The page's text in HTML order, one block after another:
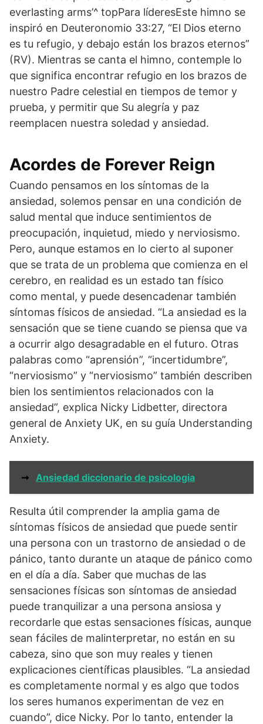
everlasting arms’^ topPara líderesEste himno se
inspiró en Deuteronomio 33:27, “El Dios eterno
es tu refugio, y debajo están los brazos eternos”
(RV). Mientras se canta el himno, contemple lo
que significa encontrar refugio en los brazos de
nuestro Padre celestial en tiempos de temor y
prueba, y permitir que Su alegría y paz
reemplacen nuestra soledad y ansiedad.
Acordes de Forever Reign
Cuando pensamos en los síntomas de la
ansiedad, solemos pensar en una condición de
salud mental que induce sentimientos de
preocupación, inquietud, miedo y nerviosismo.
Pero, aunque estamos en lo cierto al suponer
que se trata de un problema que comienza en el
cerebro, en realidad es un estado tan físico
como mental, y puede desencadenar también
síntomas físicos de ansiedad. “La ansiedad es la
sensación que se tiene cuando se piensa que va
a ocurrir algo desagradable en el futuro. Otras
palabras como “aprensión”, “incertidumbre”,
“nerviosismo” y “nerviosismo” también describen
bien los sentimientos relacionados con la
ansiedad”, explica Nicky Lidbetter, directora
general de Anxiety UK, en su guía Understanding
Anxiety.
➞ Ansiedad diccionario de psicologia
Resulta útil comprender la amplia gama de
síntomas físicos de ansiedad que puede sentir
una persona con un trastorno de ansiedad o de
pánico, tanto durante un ataque de pánico como
en el día a día. Saber que muchas de las
sensaciones físicas son síntomas de ansiedad
puede tranquilizar a una persona ansiosa y
recordarle que estas sensaciones físicas, aunque
sean fáciles de malinterpretar, no están en su
cabeza, sino que son muy reales y tienen
explicaciones científicas plausibles. “La ansiedad
es completamente normal y es algo que todos
los seres humanos experimentan de vez en
cuando”, dice Nicky. Por lo tanto, entender la